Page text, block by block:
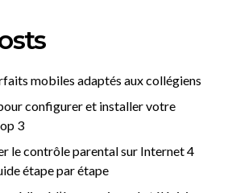
mobiles adaptés aux collégiens
configurer et installer votre
3
le contrôle parental sur Internet 4
étape par étape